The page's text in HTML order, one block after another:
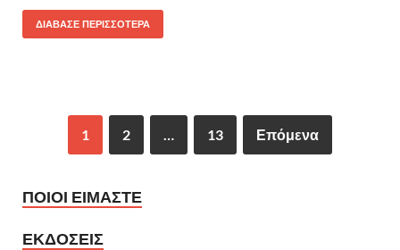
ΔΙΑΒΑΣΕ ΠΕΡΙΣΣΟΤΕΡΑ
1 2 … 13 Επόμενα
ΠΟΙΟΙ ΕΙΜΑΣΤΕ
ΕΚΔΟΣΕΙΣ